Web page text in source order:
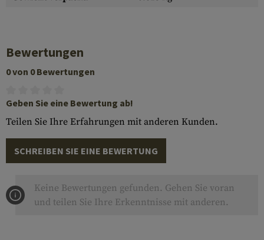
Bewertungen
0 von 0 Bewertungen
Geben Sie eine Bewertung ab!
Teilen Sie Ihre Erfahrungen mit anderen Kunden.
SCHREIBEN SIE EINE BEWERTUNG
Keine Bewertungen gefunden. Gehen Sie voran
und teilen Sie Ihre Erkenntnisse mit anderen.